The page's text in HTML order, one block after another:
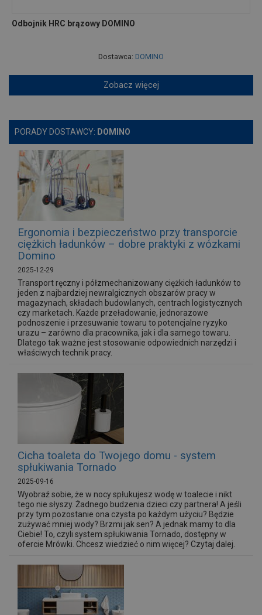
Odbojnik HRC brązowy DOMINO
Dostawca: DOMINO
Zobacz więcej
PORADY DOSTAWCY: DOMINO
Ergonomia i bezpieczeństwo przy transporcie
ciężkich ładunków – dobre praktyki z wózkami
Domino
2025-12-29
Transport ręczny i półzmechanizowany ciężkich ładunków to
jeden z najbardziej newralgicznych obszarów pracy w
magazynach, składach budowlanych, centrach logistycznych
czy marketach. Każde przeładowanie, jednorazowe
podnoszenie i przesuwanie towaru to potencjalne ryzyko
urazu – zarówno dla pracownika, jak i dla samego towaru.
Dlatego tak ważne jest stosowanie odpowiednich narzędzi i
właściwych technik pracy.
Cicha toaleta do Twojego domu - system
spłukiwania Tornado
2025-09-16
Wyobraź sobie, że w nocy spłukujesz wodę w toalecie i nikt
tego nie słyszy. Żadnego budzenia dzieci czy partnera! A jeśli
przy tym pozostanie ona czysta po każdym użyciu? Będzie
zużywać mniej wody? Brzmi jak sen? A jednak mamy to dla
Ciebie! To, czyli system spłukiwania Tornado, dostępny w
ofercie Mrówki. Chcesz wiedzieć o nim więcej? Czytaj dalej.